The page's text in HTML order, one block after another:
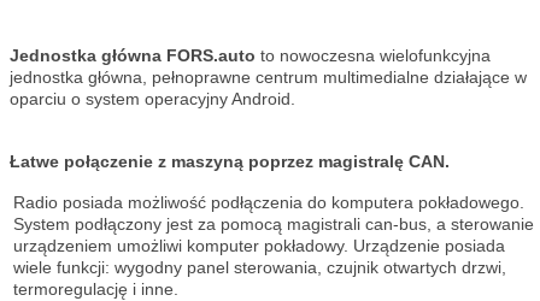
Jednostka główna FORS.auto to nowoczesna wielofunkcyjna
jednostka główna, pełnoprawne centrum multimedialne działające w
oparciu o system operacyjny Android.
Łatwe połączenie z maszyną poprzez magistralę CAN.
Radio posiada możliwość podłączenia do komputera pokładowego.
System podłączony jest za pomocą magistrali can-bus, a sterowanie
urządzeniem umożliwi komputer pokładowy. Urządzenie posiada
wiele funkcji: wygodny panel sterowania, czujnik otwartych drzwi,
termoregulację i inne.